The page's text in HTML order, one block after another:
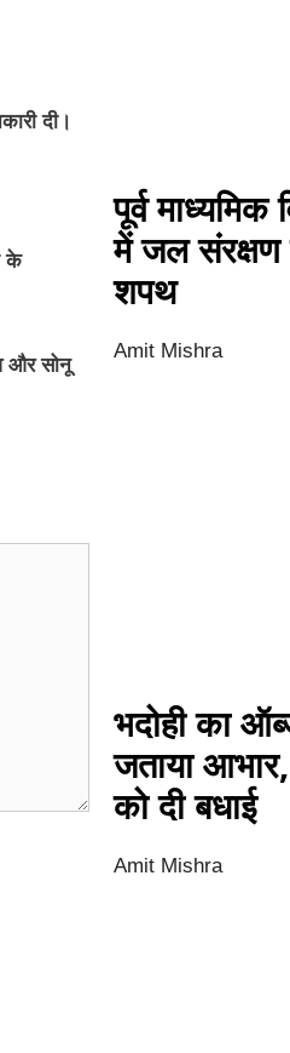
दी।
के
और सोनू
पूर्व माध्यमिक
में जल संरक्षण
शपथ
Amit Mishra
भदोही का
जताया
को दी बधाई
Amit Mishra